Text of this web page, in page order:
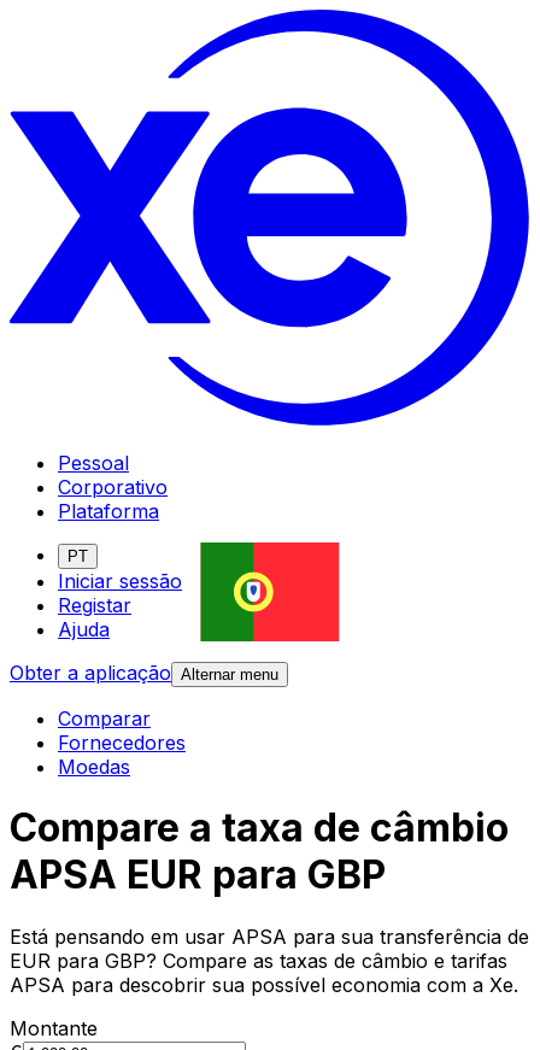
Pessoal
Corporativo
Plataforma
PT
Iniciar sessão
Registar
Ajuda
Obter a aplicação Alternar menu
Comparar
Fornecedores
Moedas
Compare a taxa de câmbio
APSA EUR para GBP
Está pensando em usar APSA para sua transferência de
EUR para GBP? Compare as taxas de câmbio e tarifas
APSA para descobrir sua possível economia com a Xe.
Montante